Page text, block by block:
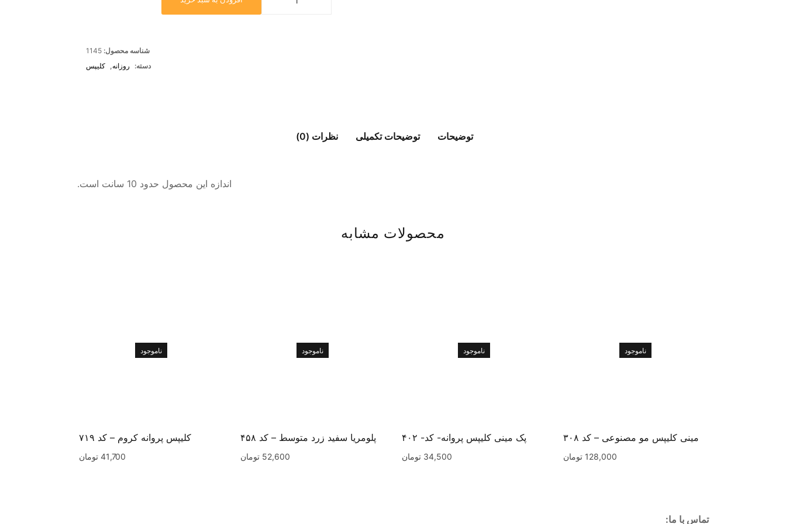
شناسه محصول: 1145
دسته:
روزانه کلیپس
توضیحات توضیحات تکمیلی نظرات (0)
اندازه این محصول حدود 10 سانت است.
محصولات مشابه
ناموجود
مینی کلیپس مو مصنوعی – کد ۳۰۸
128,000 تومان
ناموجود
پک مینی کلیپس پروانه- کد- ۴۰۲
34,500 تومان
ناموجود
پلومریا سفید زرد متوسط – کد ۴۵۸
52,600 تومان
ناموجود
کلیپس پروانه کروم – کد ۷۱۹
41,700 تومان
تماس با ما: